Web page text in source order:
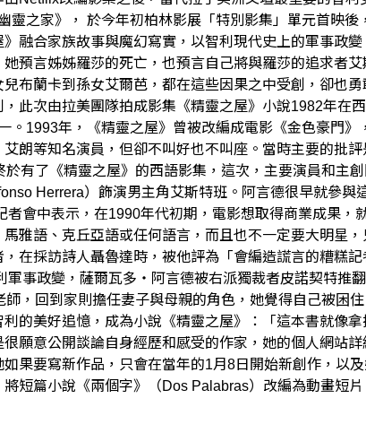
之家》， 於今年初柏林影展「特別影集」單元首映
融合家族故事與魔幻寫實，以智利現代史上的軍事政
預言姊姊羅莎的死亡，也預言自己將與羅莎的追求者
布蘭卡到孫女艾爾芭，都在這些因果之中受創，卻也
此次由拉美團隊拍成影集《精靈之屋》小說1982年在
1993年，《精靈之屋》曾被改編成電影《金色豪門
朗等知名演員，但卻不叫好也不叫座。當時主要的批
有了《精靈之屋》的西語影集，這次，主要演員和主
Herrera）飾演男主角艾斯特班。阿言德很早就參
會中表示，在1990年代初期，電影想取得商業成果，
雅語、克丘亞語或任何語言，而且也不一定要大明星
在採訪詩人聶魯達時，被他評為「會編造謊言的糟糕
事政變，薩爾瓦多・阿言德被右派獨裁者皮諾契特推
，回到家則擔任妻子與母親的角色，她覺得自己被困
的美好追憶，成為小說《精靈之屋》：「這本書就像
願意公開談論自身經歷和感受的作家，她的個人網站
果要寫新作品，只會在當年的1月8日開始新創作，以
短篇小說《兩個字》（Dos Palabras）改編為動畫短片